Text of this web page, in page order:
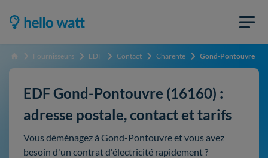
Accueil Fournisseurs EDF Contact Charente Gond-Pontouvre
EDF Gond-Pontouvre (16160) :
adresse postale, contact et tarifs
Vous déménagez à Gond-Pontouvre et vous avez
besoin d'un contrat d'électricité rapidement ?